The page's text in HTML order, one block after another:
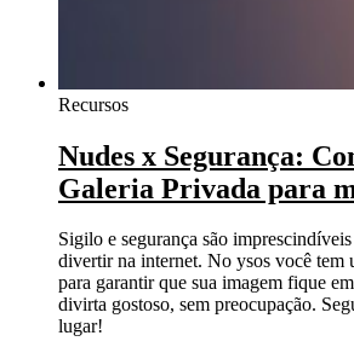
Recursos
Nudes x Segurança:
Galeria Privada para
Sigilo e segurança são
divertir na internet. No ysos você tem
para garantir que sua imagem fique
divirta gostoso, sem preocupação.
lugar!